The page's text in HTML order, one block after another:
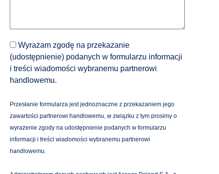
Wyrażam zgodę na przekazanie
(udostępnienie) podanych w formularzu informacji
i treści wiadomości wybranemu partnerowi
handlowemu.
Przesłanie formularza jest jednoznaczne z przekazaniem jego
zawartości partnerowi handlowemu, w związku z tym prosimy o
wyrażenie zgody na udostępnienie podanych w formularzu
informacji i treści wiadomości wybranemu partnerowi
handlowemu.